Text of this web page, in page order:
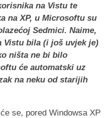
na Vistu te
na XP, u Microsoftu su
Sedmici. Naime,
Vistu bila (i još uvjek je)
ništa ne bi bilo
će automatski uz
na neku od starijih
se, pored Windowsa XP